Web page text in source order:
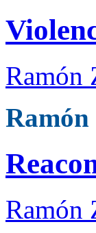
Ramón
Ramón